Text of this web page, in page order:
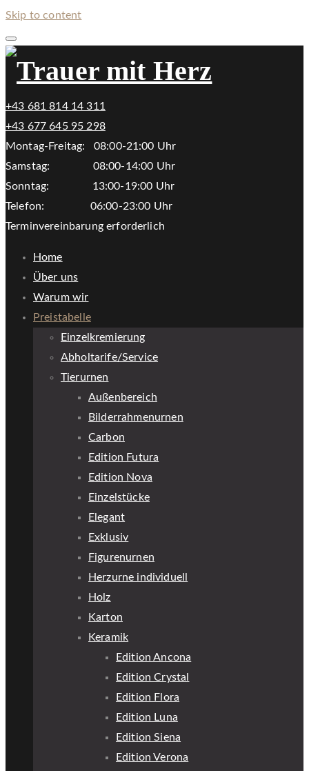
Skip to content
+43 681 814 14 311
+43 677 645 95 298
Montag-Freitag: 08:00-21:00 Uhr
Samstag: 08:00-14:00 Uhr
Sonntag: 13:00-19:00 Uhr
Telefon: 06:00-23:00 Uhr
Terminvereinbarung erforderlich
Home
Über uns
Warum wir
Preistabelle
Einzelkremierung
Abholtarife/Service
Tierurnen
Außenbereich
Bilderrahmenurnen
Carbon
Edition Futura
Edition Nova
Einzelstücke
Elegant
Exklusiv
Figurenurnen
Herzurne individuell
Holz
Karton
Keramik
Edition Ancona
Edition Crystal
Edition Flora
Edition Luna
Edition Siena
Edition Verona